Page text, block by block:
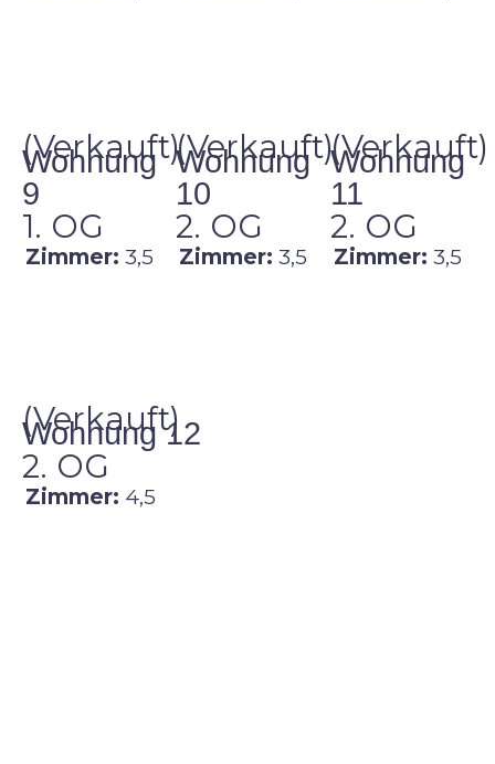
(Verkauft)
Wohnung
9
1. OG
Zimmer: 3,5
(Verkauft)
Wohnung
10
2. OG
Zimmer: 3,5
(Verkauft)
Wohnung
11
2. OG
Zimmer: 3,5
(Verkauft)
Wohnung 12
2. OG
Zimmer: 4,5